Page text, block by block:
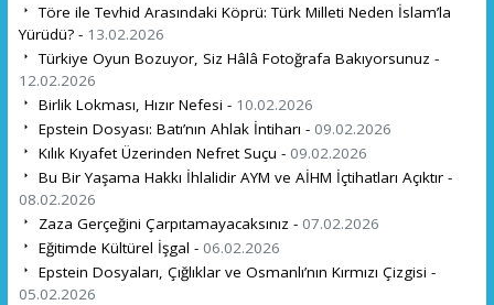
Töre ile Tevhid Arasındaki Köprü: Türk Milleti Neden İslam’la
Yürüdü? - 13.02.2026
Türkiye Oyun Bozuyor, Siz Hâlâ Fotoğrafa Bakıyorsunuz -
12.02.2026
Birlik Lokması, Hızır Nefesi - 10.02.2026
Epstein Dosyası: Batı’nın Ahlak İntiharı - 09.02.2026
Kılık Kıyafet Üzerinden Nefret Suçu - 09.02.2026
Bu Bir Yaşama Hakkı İhlalidir AYM ve AİHM İçtihatları Açıktır -
08.02.2026
Zaza Gerçeğini Çarpıtamayacaksınız - 07.02.2026
Eğitimde Kültürel İşgal - 06.02.2026
Epstein Dosyaları, Çığlıklar ve Osmanlı’nın Kırmızı Çizgisi -
05.02.2026